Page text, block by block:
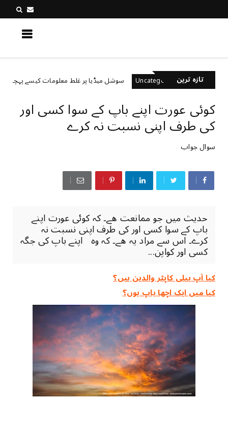
تازہ ترین
Uncategorized سوشل میڈیا پر غلط معلومات کیسے پہچانیں؟
کوئی عورت اپنے باپ کے سوا کسی اور
کی طرف اپنی نسبت نہ کرے
سوال جواب
حدیث میں جو ممانعت ھے۔ کہ کوئی عورت اپنے
باپ کے سوا کسی اور کی طرف اپنی نسبت نہ
کرے۔ اس سے مراد یہ ھے۔ کہ وہ اپنے باپ کی جگہ
کسی اور کواپن...
کیا آپ ہیلی کاپٹر والدین ہیں؟
کیا میں ایک اچھا باپ ہوں؟